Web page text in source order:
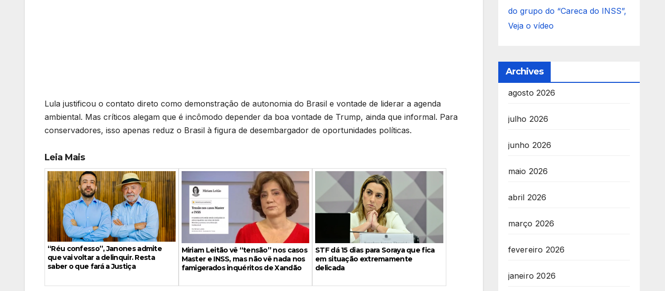
Lula justificou o contato direto como demonstração de autonomia do Brasil e vontade de liderar a agenda
ambiental. Mas críticos alegam que é incômodo depender da boa vontade de Trump, ainda que informal. Para
conservadores, isso apenas reduz o Brasil à figura de desembargador de oportunidades políticas.
Leia Mais
“Réu confesso”, Janones admite
que vai voltar a delinquir. Resta
saber o que fará a Justiça
Miriam Leitão vê “tensão” nos casos
Master e INSS, mas não vê nada nos
famigerados inquéritos de Xandão
STF dá 15 dias para Soraya que fica
em situação extremamente
delicada
do grupo do “Careca do INSS”,
Veja o vídeo
Archives
agosto 2026
julho 2026
junho 2026
maio 2026
abril 2026
março 2026
fevereiro 2026
janeiro 2026